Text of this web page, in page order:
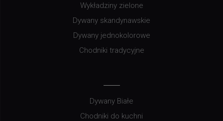
Wykładziny zielone
Dywany skandynawskie
Dywany jednokolorowe
Chodniki tradycyjne
Dywany Białe
Chodniki do kuchni